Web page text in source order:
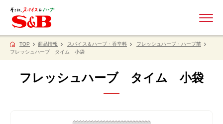
TOP 商品情報 スパイス＆ハーブ・香辛料
フレッシュハーブ・ハーブ苗
フレッシュハーブ タイム 小袋
フレッシュハーブ タイム 小袋